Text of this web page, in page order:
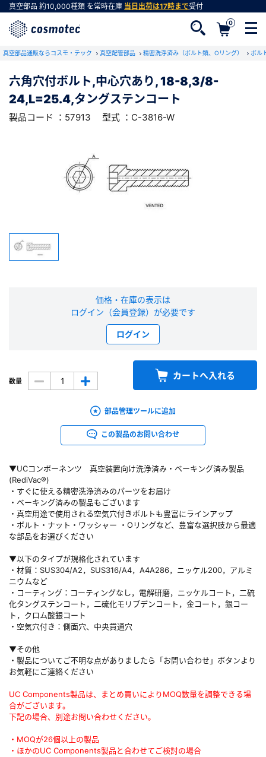
真空部品 約10,000種類 を常時在庫 当日出荷は17時まで受付
0
真空部品通販ならコスモ・テック 真空配管部品 精密洗浄済み（ボルト類、Oリング） ボル
六角穴付ボルト,中心穴あり, 18-8,3/8-
24,L=25.4,タングステンコート
製品コード ：57913 型式 ：C-3816-W
▼UCコンポーネンツ 真空装置向け洗浄済み・ベーキング済み製品
(RediVac®)
・すぐに使える精密洗浄済みのパーツをお届け
・ベーキング済みの製品もございます
・真空用途で使用される空気穴付きボルトも豊富にラインアップ
・ボルト・ナット・ワッシャー ・Oリングなど、豊富な選択肢から最適
な部品をお選びください
▼以下のタイプが規格化されています
・材質：SUS304/A2，SUS316/A4，A4A286，ニッケル200，アルミ
ニウムなど
・コーティング：コーティングなし，電解研磨，ニッケルコート，二硫
化タングステンコート，二硫化モリブデンコート，金コート，銀コー
ト，クロム酸銀コート
・空気穴付き：側面穴、中央貫通穴
▼その他
・製品についてご不明な点がありましたら「お問い合わせ」ボタンより
お気軽にご連絡ください
UC Components製品は、まとめ買いによりMOQ数量を調整できる場
合がございます。
下記の場合、別途お問い合わせください。
・MOQが26個以上の製品
・ほかのUC Components製品と合わせてご検討の場合
価格・在庫の表示は
ログイン（会員登録）が必要です
ログイン
数量 カートへ入れる
部品管理ツールに追加
この製品のお問い合わせ
RoHS2適合報告書のダウンロード
下記製品のRoHS2適合報告書のダウンロードをします。
六角穴付ボルト,中心穴あり, 18-8,3/8-
24,L=25.4,タングステンコート
型式 ：C-3816-W 製品コード ：57913
会社・学校・研究機関名
会員登録がお済みでない方
会員登録をすれば、便利な機能がご利用いただけ
※新規会員登録をお申し込み頂いてから本登録となるまで、数日間かかる場合
があります。また当社の判断によりお断りする場合があります。
会員の方はこちら
※メールアドレスを忘れた方は、お問い合わせページよりお問い合わせくださ